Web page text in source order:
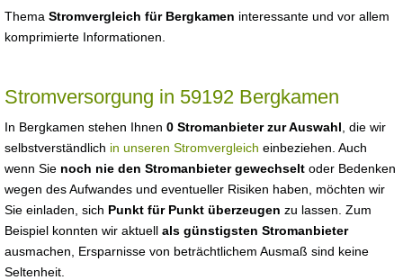
Thema Stromvergleich für Bergkamen interessante und vor allem
komprimierte Informationen.
Stromversorgung in 59192 Bergkamen
In Bergkamen stehen Ihnen 0 Stromanbieter zur Auswahl , die wir
selbstverständlich in unseren Stromvergleich einbeziehen. Auch
wenn Sie noch nie den Stromanbieter gewechselt oder Bedenken
wegen des Aufwandes und eventueller Risiken haben, möchten wir
Sie einladen, sich Punkt für Punkt überzeugen zu lassen. Zum
Beispiel konnten wir aktuell als günstigsten Stromanbieter
ausmachen, Ersparnisse von beträchtlichem Ausmaß sind keine
Seltenheit.